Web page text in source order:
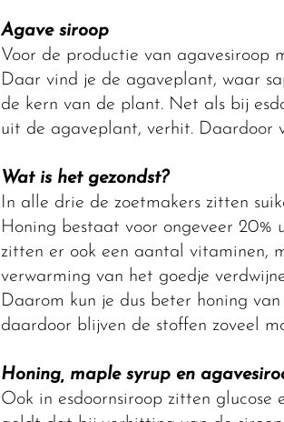
Agave siroop
Voor de productie van agavesiroop
Daar vind je de agaveplant, waar
de kern van de plant. Net als bij
uit de agaveplant, verhit. Daardoor
Wat is het gezondst?
In alle drie de zoetmakers zitten
Honing bestaat voor ongeveer 20%
zitten er ook een aantal vitaminen,
verwarming van het goedje
Daarom kun je dus beter honing
daardoor blijven de stoffen zoveel
Honing, maple syrup en
Ook in esdoornsiroop zitten glucose